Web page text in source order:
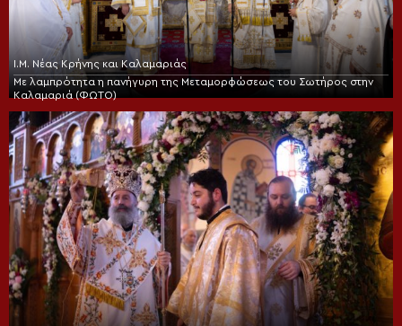
Ι.Μ. Νέας Κρήνης και Καλαμαριάς
Με λαμπρότητα η πανήγυρη της Μεταμορφώσεως του Σωτήρος στην
Καλαμαριά (ΦΩΤΟ)